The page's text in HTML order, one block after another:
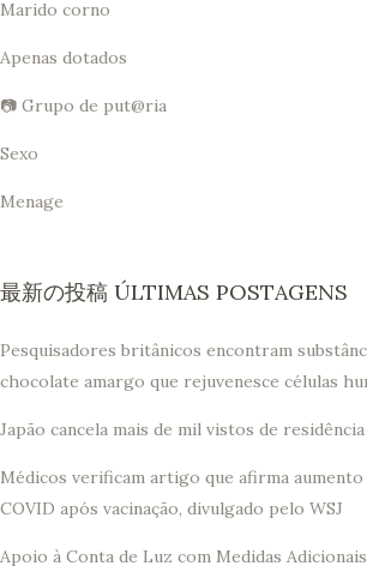
Marido corno
Apenas dotados
📷 Grupo de put@ria
Sexo
Menage
最新の投稿 ÚLTIMAS POSTAGENS
Pesquisadores britânicos encontram
chocolate amargo que rejuvenesce células
Japão cancela mais de mil vistos de residência
Médicos verificam artigo que afirma
COVID após vacinação, divulgado pelo WSJ
Apoio à Conta de Luz com Medidas